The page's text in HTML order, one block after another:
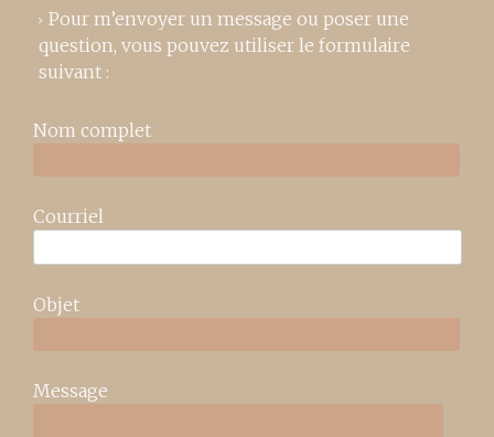
Pour m’envoyer un message ou poser une
question, vous pouvez utiliser le formulaire
suivant :
Nom complet
Courriel
Objet
Message